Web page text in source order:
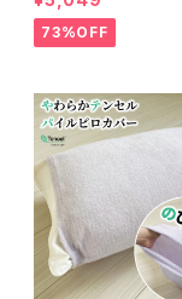
cm
73%OFF